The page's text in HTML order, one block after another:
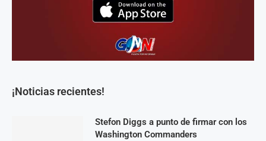
¡Noticias recientes!
Stefon Diggs a punto de firmar con los
Washington Commanders